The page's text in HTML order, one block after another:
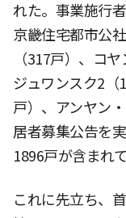
れた。事業施行
京畿住宅都市公
（317戸）、コ
ジュワンスク2（
戸）、アンヤン
居者募集公告を
1896戸が含まれ
これに先立ち、